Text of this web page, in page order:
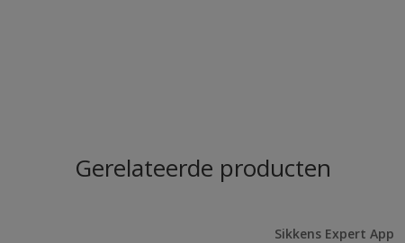
Gerelateerde producten
Sikkens Expert App